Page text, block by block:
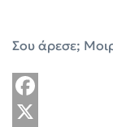
Σου άρεσε;
Facebook